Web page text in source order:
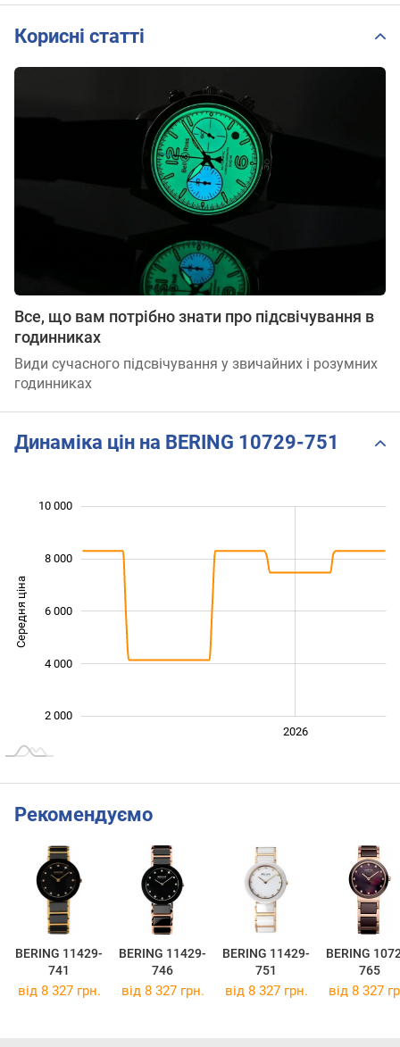
Корисні статті
Все, що вам потрібно знати про підсвічування в
годинниках
Види сучасного підсвічування у звичайних і розумних
годинниках
Динаміка цін на BERING 10729-751
Середня ціна 10 000
2 000
4 000
6 000
8 000
10 000
2026
Рекомендуємо
BERING 11429-
741
BERING 11429-
746
BERING 11429-
751
BERING
765
від 8 327 грн. від 8 327 грн. від 8 327 грн. від 8 327